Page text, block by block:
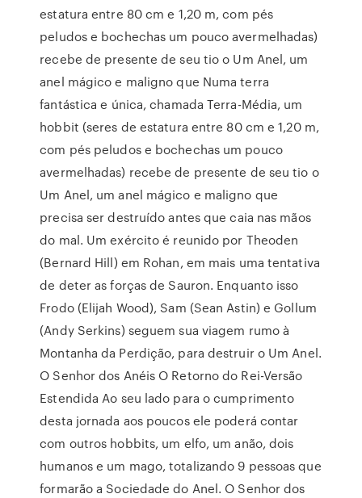
estatura entre 80 cm e 1,20 m, com pés
peludos e bochechas um pouco avermelhadas)
recebe de presente de seu tio o Um Anel, um
anel mágico e maligno que Numa terra
fantástica e única, chamada Terra-Média, um
hobbit (seres de estatura entre 80 cm e 1,20 m,
com pés peludos e bochechas um pouco
avermelhadas) recebe de presente de seu tio o
Um Anel, um anel mágico e maligno que
precisa ser destruído antes que caia nas mãos
do mal. Um exército é reunido por Theoden
(Bernard Hill) em Rohan, em mais uma tentativa
de deter as forças de Sauron. Enquanto isso
Frodo (Elijah Wood), Sam (Sean Astin) e Gollum
(Andy Serkins) seguem sua viagem rumo à
Montanha da Perdição, para destruir o Um Anel.
O Senhor dos Anéis O Retorno do Rei-Versão
Estendida Ao seu lado para o cumprimento
desta jornada aos poucos ele poderá contar
com outros hobbits, um elfo, um anão, dois
humanos e um mago, totalizando 9 pessoas que
formarão a Sociedade do Anel. O Senhor dos